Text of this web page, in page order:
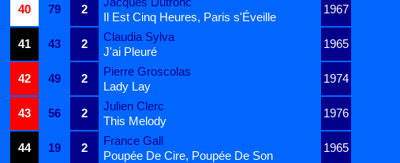
40
79 2 1967
Il Est Cinq Heures, Paris s'Éveille
41
43 2
Claudia Sylva
1965
J'ai Pleuré
42
49 2
Pierre Groscolas
1974
Lady Lay
43
56 2
Julien Clerc
1976
This Melody
44
19 2
France Gall
1965
Poupée De Cire, Poupée De Son